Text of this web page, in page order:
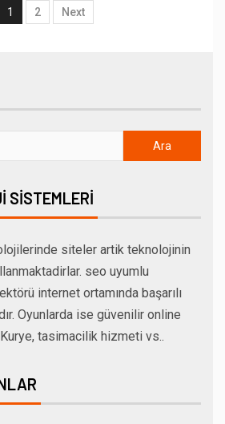
1 2 Next
SISTEMLERI
siteler artik teknolojinin
seo uyumlu
internet ortamında başarılı
Oyunlarda ise güvenilir online
Kurye, tasimacilik hizmeti vs..